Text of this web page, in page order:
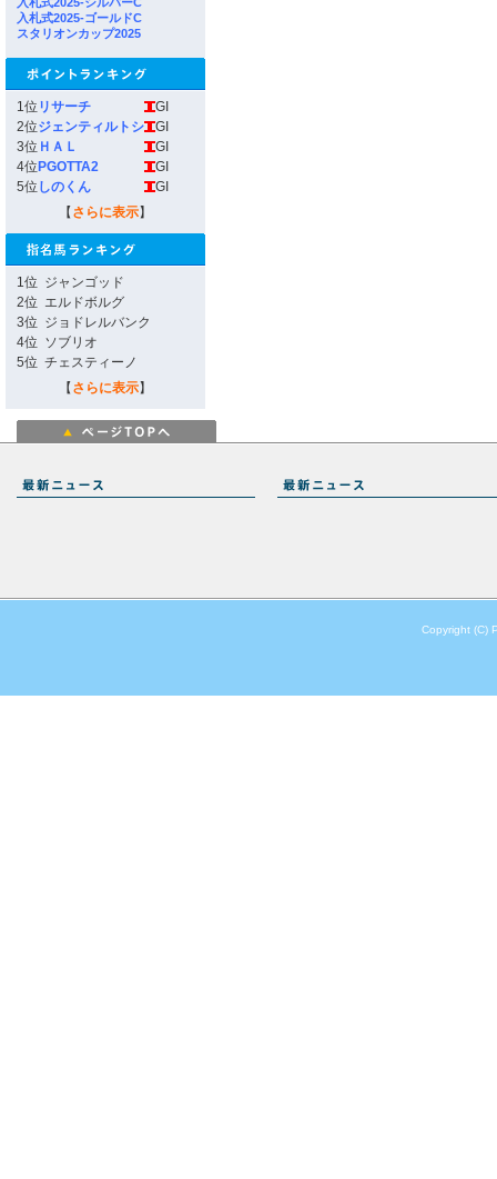
入札式2025-ゴールドC
スタリオンカップ2025
1位 リサーチ
GI
2位ジェンティルトシ
GI
3位 ＨＡＬ
GI
4位 PGOTTA2
GI
5位 しのくん
GI
【 さらに表示】
1位 ジャンゴッド
2位 エルドボルグ
3位 ジョドレルバンク
4位 ソブリオ
5位 チェスティーノ
【 さらに表示】
Copyright (C)